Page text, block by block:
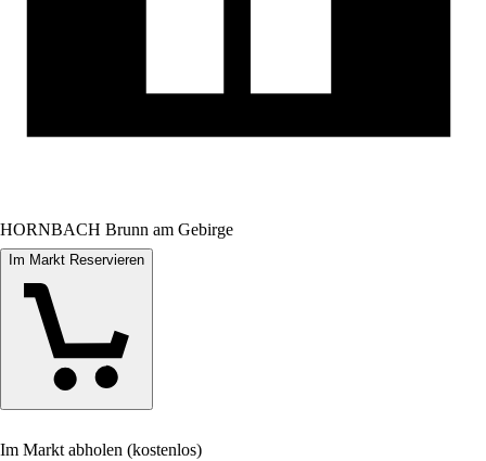
HORNBACH Brunn am Gebirge
Im Markt Reservieren
Im Markt abholen (kostenlos)